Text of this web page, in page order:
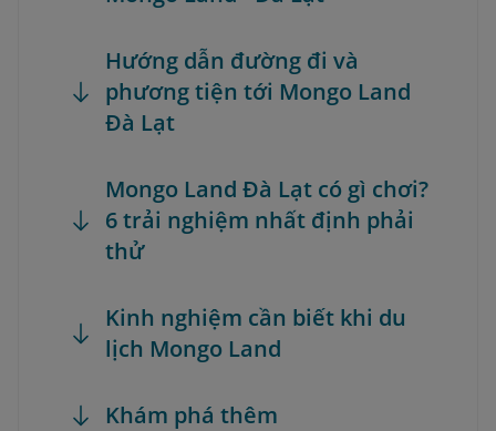
Hướng dẫn đường đi và
phương tiện tới Mongo Land
Đà Lạt
Mongo Land Đà Lạt có gì chơi?
6 trải nghiệm nhất định phải
thử
Kinh nghiệm cần biết khi du
lịch Mongo Land
Khám phá thêm